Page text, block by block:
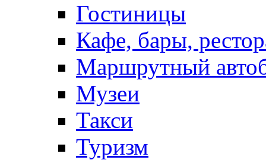
Гостиницы
Кафе, бары,
Маршрутный
Музеи
Такси
Туризм